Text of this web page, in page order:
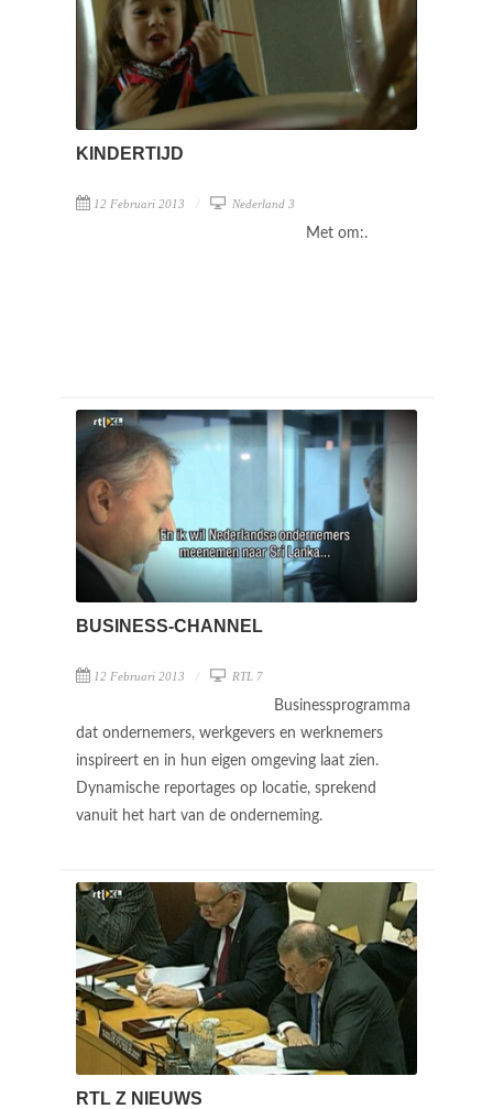
KINDERTIJD
12 Februari 2013 Nederland 3
Met om:.
BUSINESS-CHANNEL
12 Februari 2013 RTL 7
Businessprogramma
dat ondernemers, werkgevers en werknemers
inspireert en in hun eigen omgeving laat zien.
Dynamische reportages op locatie, sprekend
vanuit het hart van de onderneming.
RTL Z NIEUWS